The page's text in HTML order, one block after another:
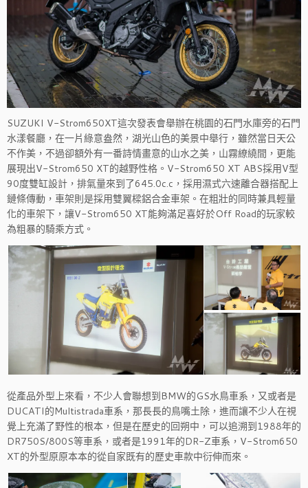
SUZUKI V-Strom650XT這次發表會舉辦在桃園的石門水庫旁的石門
水漾餐廳，在一片綠意盎然，湖光山色的美景中舉行，雖然當日天公
不作美，不過卻額外有一番詩情畫意的山水之美，山霧繚繞間，更能
展現出V-Strom650 XT的越野性格。V-Strom650 XT ABS採用V型
90度雙缸設計，排氣量來到了645.0c.c，採用濕式六速離合器搭配上
鏈條傳動，車架則是採用雙翼樑鋁合金車架。在粗壯的同時兼具輕量
化的車架下，讓V-Strom650 XT能夠滿足喜好於Off Road的玩家較
為粗暴的騎乘方式。
從產品外型上來看，不少人會聯想到BMW的GS水鳥車系，又或者是
DUCATI的Multistrada車系，那長長的鳥嘴土除，進而讓不少人在視
覺上充滿了野性的根本，但是在歷史的回朔中，可以追溯到1988年的
DR750S/800S等車系，或者是1991年的DR-Z車系，V-Strom650
XT的外型原原本本的從自家既有的歷史車款中衍伸而來。